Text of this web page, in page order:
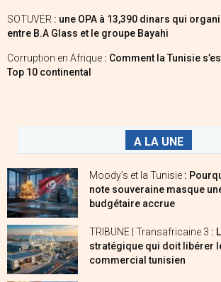
SOTUVER : une OPA à 13,390 dinars qui
entre B.A Glass et le groupe Bayahi
Corruption en Afrique : Comment la Tunisie
Top 10 continental
A LA UNE
Moody’s et la Tunisie :
note souveraine masque
budgétaire accrue
TRIBUNE | Transafricaine 3 :
stratégique qui doit libérer
commercial tunisien